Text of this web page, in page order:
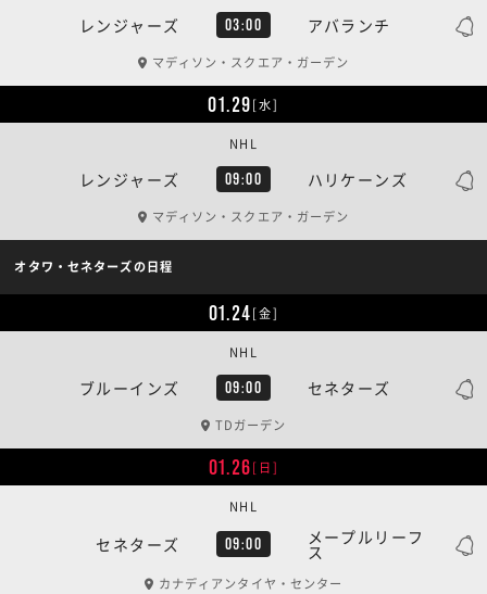
レンジャーズ 03:00 アバランチ
マディソン・スクエア・ガーデン
01.29[水]
レンジャーズ 09:00 ハリケーンズ
NHL
マディソン・スクエア・ガーデン
オタワ・セネターズの日程
01.24[金]
ブルーインズ 09:00 セネターズ
NHL
TDガーデン
01.26[日]
セネターズ 09:00 メープルリーフ
ス
NHL
カナディアンタイヤ・センター